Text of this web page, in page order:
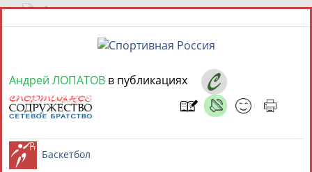
9 августа 2026 года,
СПОРТСМЕНЫ, ТРЕНЕРЫ И СПЕЦИАЛИСТЫ
Найдено: 1персона
Андрей ЛОПАТОВ в публикациях